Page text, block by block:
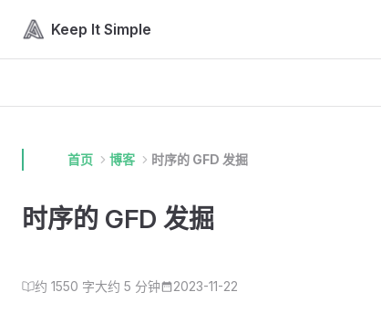
Skip to content
Keep It Simple
首页 博客 时序的 GFD 发掘
时序的 GFD 发掘
约 1550 字大约 5 分钟 2023-11-22